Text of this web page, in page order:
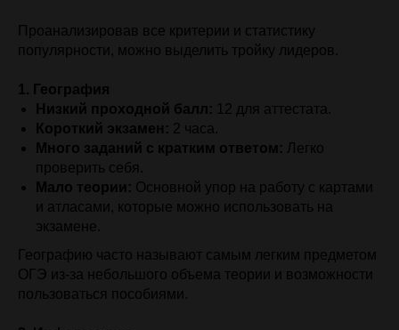
Проанализировав все критерии и статистику
популярности, можно выделить тройку лидеров.
1. География
Низкий проходной балл: 12 для аттестата.
Короткий экзамен: 2 часа.
Много заданий с кратким ответом: Легко
проверить себя.
Мало теории: Основной упор на работу с картами
и атласами, которые можно использовать на
экзамене.
Географию часто называют самым легким предметом
ОГЭ из-за небольшого объема теории и возможности
пользоваться пособиями.